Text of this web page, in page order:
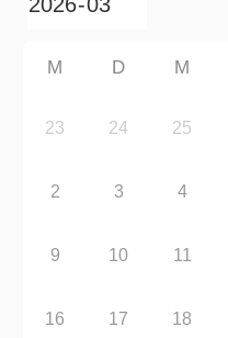
M D M
23 24 25
2 3 4
9 10 11
16 17 18